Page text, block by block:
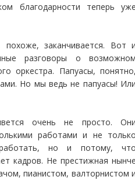
благодарности теперь
заканчивается. Вот
разговоры о
оркестра. Папуасы,
Но мы ведь не папуасы!
очень не просто.
работами и не
но и потому,
кадров. Не престижная
пианистом, валторнистом